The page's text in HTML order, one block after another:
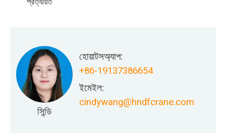
সিন্ডি
হোয়াটসঅ্যাপ:
+86-19137386654
ইমেইল:
cindywang@hndfcrane.com